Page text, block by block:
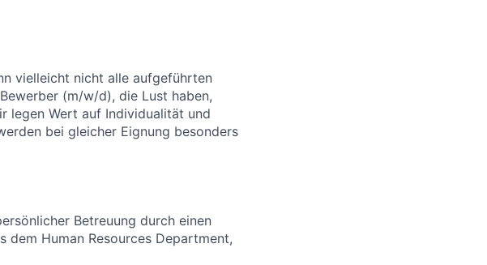
vielleicht nicht alle aufgeführten
(m/w/d), die Lust haben,
legen Wert auf Individualität und
bei gleicher Eignung besonders
Betreuung durch einen
Human Resources Department,